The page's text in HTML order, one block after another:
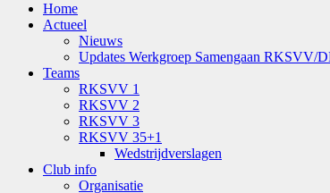
Home
Actueel
Nieuws
Updates Werkgroep Samengaan RKSVV/
Teams
RKSVV 1
RKSVV 2
RKSVV 3
RKSVV 35+1
Wedstrijdverslagen
Club info
Organisatie